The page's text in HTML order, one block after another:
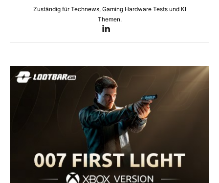
Zuständig für Technews, Gaming Hardware Tests und KI
Themen.